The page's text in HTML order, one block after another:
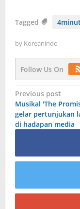
Tagged
by Koreanindo
Follow Us On
Post
navigation
Previous post
Musikal 'The
gelar pertunjukan
di hadapan media